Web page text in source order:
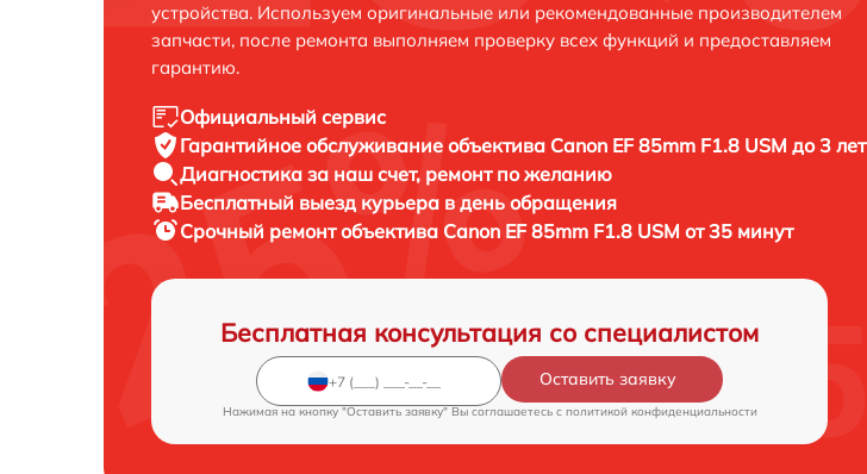
устройства. Используем оригинальные или рекомендованные производителем
запчасти, после ремонта выполняем проверку всех функций и предоставляем
гарантию.
Официальный сервис
Гарантийное обслуживание объектива Canon EF 85mm F1.8 USM до 3 лет
Диагностика за наш счет, ремонт по желанию
Бесплатный выезд курьера в день обращения
Срочный ремонтобъектива Canon EF 85mm F1.8 USM от 35 минут
Бесплатная консультация со специалистом
Оставить заявку
Нажимая на кнопку "Оставить заявку" Вы соглашаетесь c политикой конфиденциальности